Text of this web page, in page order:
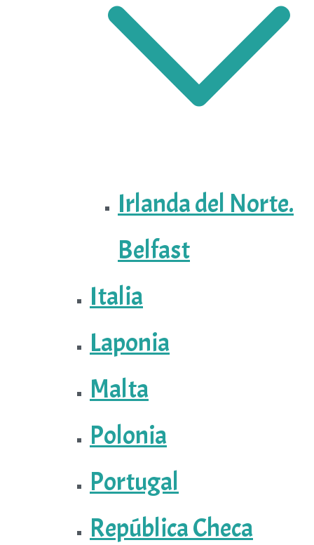
Irlanda del Norte.
Belfast
Italia
Laponia
Malta
Polonia
Portugal
República Checa